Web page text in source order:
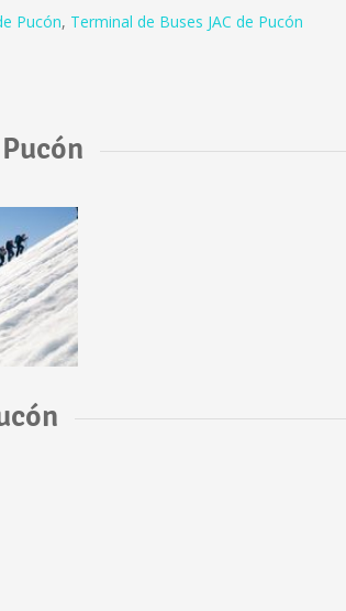
Pucón, Terminal de Buses JAC de Pucón